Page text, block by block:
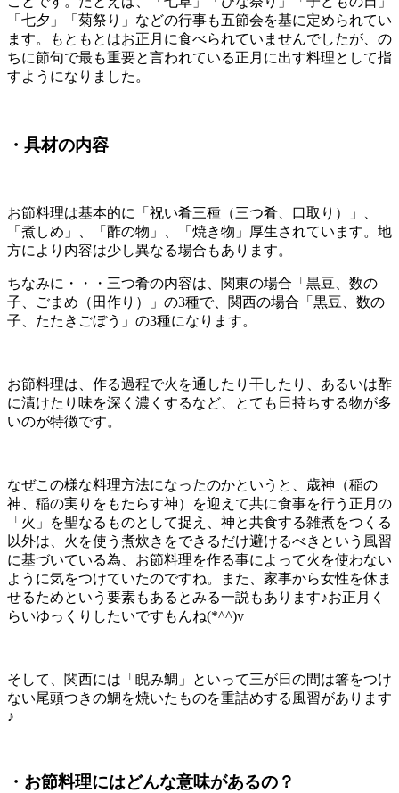
「七夕」「菊祭り」などの行事も五節会を基に定められてい
ます。もともとはお正月に食べられていませんでしたが、の
ちに節句で最も重要と言われている正月に出す料理として指
すようになりました。
・具材の内容
お節料理は基本的に「祝い肴三種（三つ肴、口取り）」、
「煮しめ」、「酢の物」、「焼き物」厚生されています。地
方により内容は少し異なる場合もあります。
ちなみに・・・三つ肴の内容は、関東の場合「黒豆、数の
子、ごまめ（田作り）」の3種で、関西の場合「黒豆、数の
子、たたきごぼう」の3種になります。
お節料理は、作る過程で火を通したり干したり、あるいは酢
に漬けたり味を深く濃くするなど、とても日持ちする物が多
いのが特徴です。
なぜこの様な料理方法になったのかというと、歳神（稲の
神、稲の実りをもたらす神）を迎えて共に食事を行う正月の
「火」を聖なるものとして捉え、神と共食する雑煮をつくる
以外は、火を使う煮炊きをできるだけ避けるべきという風習
に基づいている為、お節料理を作る事によって火を使わない
ように気をつけていたのですね。また、家事から女性を休ま
せるためという要素もあるとみる一説もあります♪お正月く
らいゆっくりしたいですもんね(*^^)v
そして、関西には「睨み鯛」といって三が日の間は箸をつけ
ない尾頭つきの鯛を焼いたものを重詰めする風習があります
♪
・お節料理にはどんな意味があるの？